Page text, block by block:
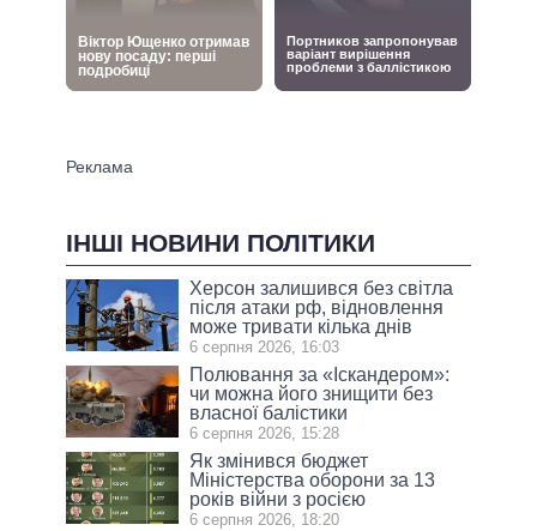
ІНШІ НОВИНИ ПОЛІТИКИ
Херсон залишився без світла
після атаки рф, відновлення
може тривати кілька днів
6 серпня 2026, 16:03
Полювання за «Іскандером»:
чи можна його знищити без
власної балістики
6 серпня 2026, 15:28
Як змінився бюджет
Міністерства оборони за 13
років війни з росією
6 серпня 2026, 18:20